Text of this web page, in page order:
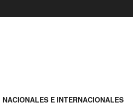
NACIONALES E INTERNACIONALES